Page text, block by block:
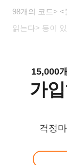
98개의 코드> <
읽는다> 등이
15,000
가
걱정